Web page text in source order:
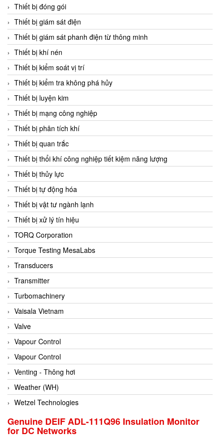
Chromalox
ChuanYi
CIC
Clage
Clake Fololo
Clark Cooper
CMC Ventilazione
Coax Valves Inc
Codel
Cofimco
Coltraco
Comat Releco
Comax
COMETECH VietNam
COMFILE Technology
Conch
Conductix/ WAMPFLER
Contrec
Contrinex
Control Solution Minesota
Copeland
Cortem
Cosa Xentaur
Cosil
Coulton
Crouzet
Crowcon
Crutec Dust Zero Vietnam
Crydom
Thiết bị đóng gói
Thiết bị giám sát điện
Thiết bị giám sát phanh điện từ thông minh
Thiết bị khí nén
Thiết bị kiểm soát vị trí
Thiết bị kiểm tra không phá hủy
Thiết bị luyện kim
Thiết bị mạng công nghiệp
Thiết bị phân tích khí
Thiết bị quan trắc
Thiết bị thổi khí công nghiệp tiết kiệm năng lượng
Thiết bị thủy lực
Thiết bị tự động hóa
Thiết bị vật tư ngành lạnh
Thiết bị xử lý tín hiệu
TORQ Corporation
Torque Testing MesaLabs
Transducers
Transmitter
Turbomachinery
Vaisala Vietnam
Valve
Vapour Control
Vapour Control
Venting - Thông hơi
Weather (WH)
Wetzel Technologies
Genuine DEIF ADL-111Q96 Insulation Monitor
for DC Networks